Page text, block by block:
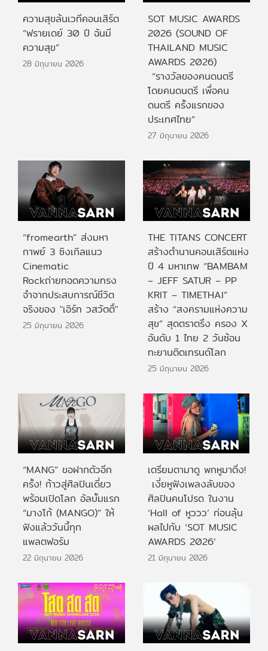
ความสุขล้นเวทีคอนเสิร์ต
“ฟรายเดย์ 30 ปี ฉันมี
ความสุข”
28 มิถุนายน 2026
SOT MUSIC AWARDS
2026 (SOUND OF
THAILAND MUSIC
AWARDS 2026)
“รางวัลของคนดนตรี
โดยคนดนตรี เพื่อคน
ดนตรี ครั้งแรกของ
ประเทศไทย”
27 มิถุนายน 2026
“fromearth” ส่งมหา
กาพย์ 3 ซิงเกิลแนว
Cinematic
Rockถ่ายทอดความทรง
จำจากประสบการณ์ชีวิต
จริงของ "เอิร์ท วสวัตติ์"
25 มิถุนายน 2026
THE TITANS CONCERT
สร้างตำนานคอนเสิร์ตแห่ง
ปี 4 มหาเทพ “BAMBAM
– JEFF SATUR – PP
KRIT – TIMETHAI”
สร้าง “สงครามแห่งความ
สุข” สุดตราตรึง ครอง X
อันดับ 1 ไทย 2 วันซ้อน
ทะยานติดเทรนด์โลก
25 มิถุนายน 2026
“MANG” ขอฝากตัวอีก
ครั้ง! ก้าวสู่ศิลปินเดี่ยว
พร้อมเปิดโลก อัลบั้มแรก
“มางโก้ (MANGO)” ให้
ฟังแล้ววันนี้ทุก
แพลตฟอร์ม
22 มิถุนายน 2026
เตรียมตามาดู พกหูมาติ่ง!
เงี่ยหูฟังเพลงลับของ
ศิลปินคนโปรด ในงาน
‘Hall of หูววว’ ก่อนลุ้น
ผลไปกับ ‘SOT MUSIC
AWARDS 2026’
21 มิถุนายน 2026